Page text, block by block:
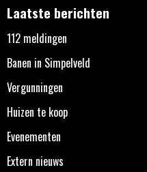
Laatste berichten
112 meldingen
Banen in Simpelveld
Vergunningen
Huizen te koop
Evenementen
Extern nieuws